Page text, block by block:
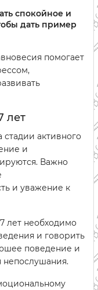
спокойное и
дать пример
помогает
лет
стадии активного
и
Важно
и уважение к
лет необходимо
и говорить
поведение и
непослушания.